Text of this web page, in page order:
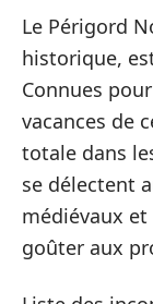
Le Périgord
historique,
Connues
vacances de
totale dans
se délectent
médiévaux et
goûter aux